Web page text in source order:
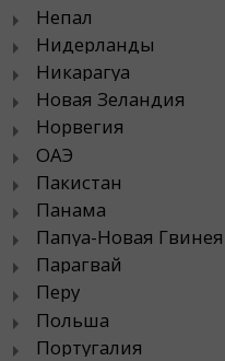
Непал
Нидерланды
Никарагуа
Новая Зеландия
Норвегия
ОАЭ
Пакистан
Панама
Папуа-Новая Гвинея
Парагвай
Перу
Польша
Португалия